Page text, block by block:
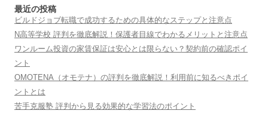
最近の投稿
ビルドジョブ転職で成功するための具体的なステップと注意点
N高等学校 評判を徹底解説！保護者目線でわかるメリットと注意点
ワンルーム投資の家賃保証は安心とは限らない？契約前の確認ポイ
ント
OMOTENA（オモテナ）の評判を徹底解説！利用前に知るべきポイ
ントとは
苦手克服塾 評判から見る効果的な学習法のポイント